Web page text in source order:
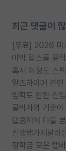
최근 댓글이
미박 탑스쿨 유
혹시 이정도 스
알츠하이머 관
입학도 안한 신
물박사의 기준이
랩홈피에 다들
신생랩가지말라
장학금 모은 랩